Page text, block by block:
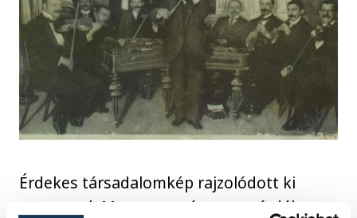
Érdekes társadalomkép rajzolódott ki
ugyancsak Magyarországon a csárdák